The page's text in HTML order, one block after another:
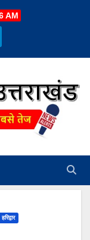
AM
हरिद्वार